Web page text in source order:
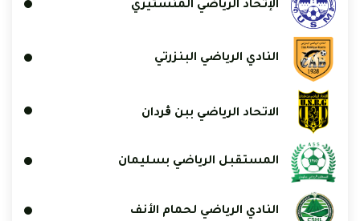
الإتحاد الرياضي المنستيري
النادي الرياضي البنزرتي
الاتحاد الرياضي ببن ڨردان
المستقبل الرياضي بسليمان
النادي الرياضي لحمام الأنف